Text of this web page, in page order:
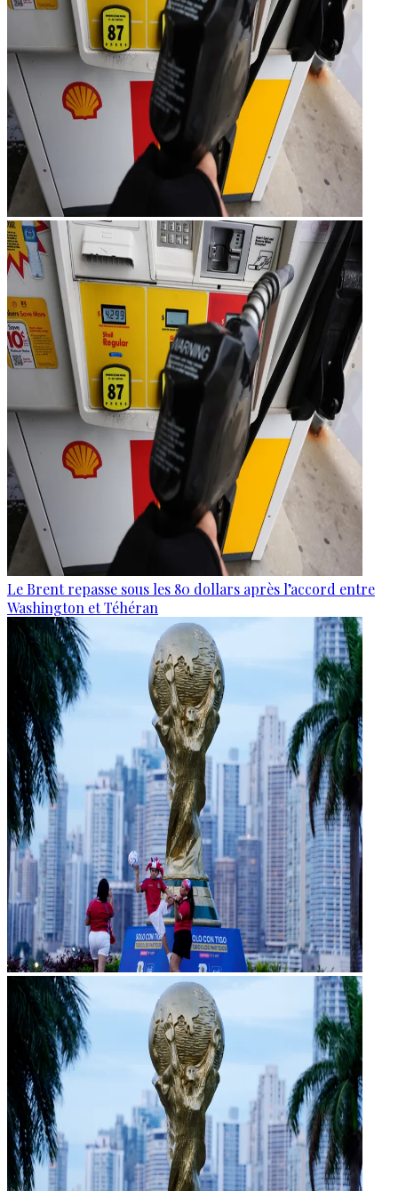
Le Brent repasse sous les 80 dollars après l’accord entre
Washington et Téhéran